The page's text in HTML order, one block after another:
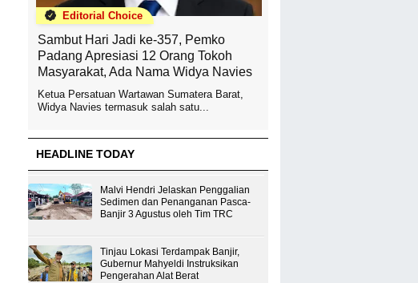
Editorial Choice
Sambut Hari Jadi ke-357, Pemko
Padang Apresiasi 12 Orang Tokoh
Masyarakat, Ada Nama Widya Navies
Ketua Persatuan Wartawan Sumatera Barat,
Widya Navies termasuk salah satu...
HEADLINE TODAY
Malvi Hendri Jelaskan Penggalian
Sedimen dan Penanganan Pasca-
Banjir 3 Agustus oleh Tim TRC
Tinjau Lokasi Terdampak Banjir,
Gubernur Mahyeldi Instruksikan
Pengerahan Alat Berat